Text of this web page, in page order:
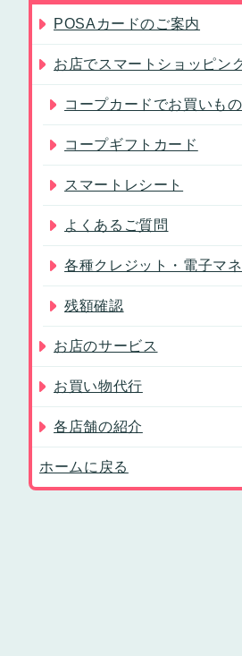
POSAカードのご案内
お店でスマートショッピン
コープカードでお買いもの
コープギフトカード
スマートレシート
よくあるご質問
各種クレジット・電子マ
残額確認
お店のサービス
お買い物代行
各店舗の紹介
ホームに戻る